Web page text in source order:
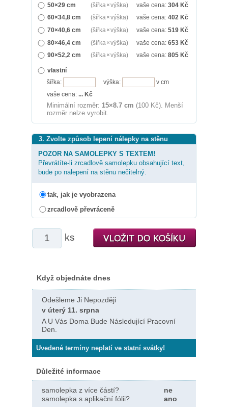
50×29 cm
(šířka × výška) vaše cena: 304 Kč
60×34,8 cm
(šířka × výška) vaše cena: 402 Kč
70×40,6 cm
(šířka × výška) vaše cena: 519 Kč
80×46,4 cm
(šířka × výška) vaše cena: 653 Kč
90×52,2 cm
(šířka × výška) vaše cena: 805 Kč
vlastní
šířka:
výška:
v cm
vaše cena: ... Kč
Minimální rozměr: 15×8.7 cm (100 Kč). Menší
rozměr nelze vyrobit.
3. Zvolte způsob lepení nálepky na stěnu
POZOR NA SAMOLEPKY S TEXTEM!
Převrátíte-li zrcadlově samolepku obsahující text,
bude po nalepení na stěnu nečitelný.
tak, jak je vyobrazena
zrcadlově převráceně
ks
Když objednáte dnes
Odešleme Ji Nepozději
v úterý 11. srpna
A U Vás Doma Bude Následující Pracovní
Den.
Uvedené termíny neplatí ve statní svátky!
Důležité informace
samolepka z více částí?
ne
samolepka s aplikační fólii?
ano